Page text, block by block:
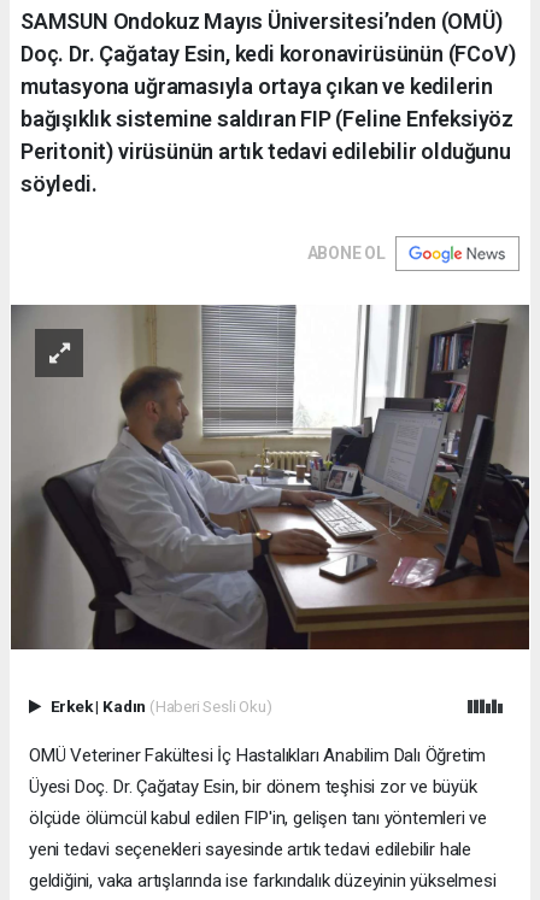
SAMSUN Ondokuz Mayıs Üniversitesi’nden (OMÜ)
Doç. Dr. Çağatay Esin, kedi koronavirüsünün (FCoV)
mutasyona uğramasıyla ortaya çıkan ve kedilerin
bağışıklık sistemine saldıran FIP (Feline Enfeksiyöz
Peritonit) virüsünün artık tedavi edilebilir olduğunu
söyledi.
ABONE OL
Erkek| Kadın (Haberi Sesli Oku)
OMÜ Veteriner Fakültesi İç Hastalıkları Anabilim Dalı Öğretim
Üyesi Doç. Dr. Çağatay Esin, bir dönem teşhisi zor ve büyük
ölçüde ölümcül kabul edilen FIP'in, gelişen tanı yöntemleri ve
yeni tedavi seçenekleri sayesinde artık tedavi edilebilir hale
geldiğini, vaka artışlarında ise farkındalık düzeyinin yükselmesi